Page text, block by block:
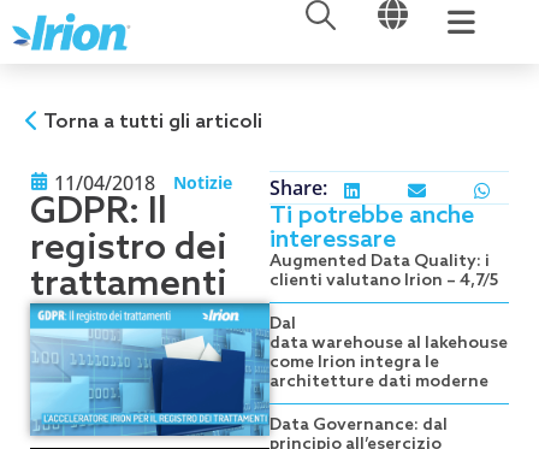
al
contenuto
APRI APRI
Torna a tutti gli articoli
11/04/2018 Notizie
GDPR: Il
registro dei
trattamenti
Share:
Ti potrebbe anche
interessare
Augmented Data Quality: i
clienti valutano Irion – 4,7/5
Dal
data warehouse al lakehouse:
come Irion integra le
architetture dati moderne
Data Governance: dal
principio all’esercizio